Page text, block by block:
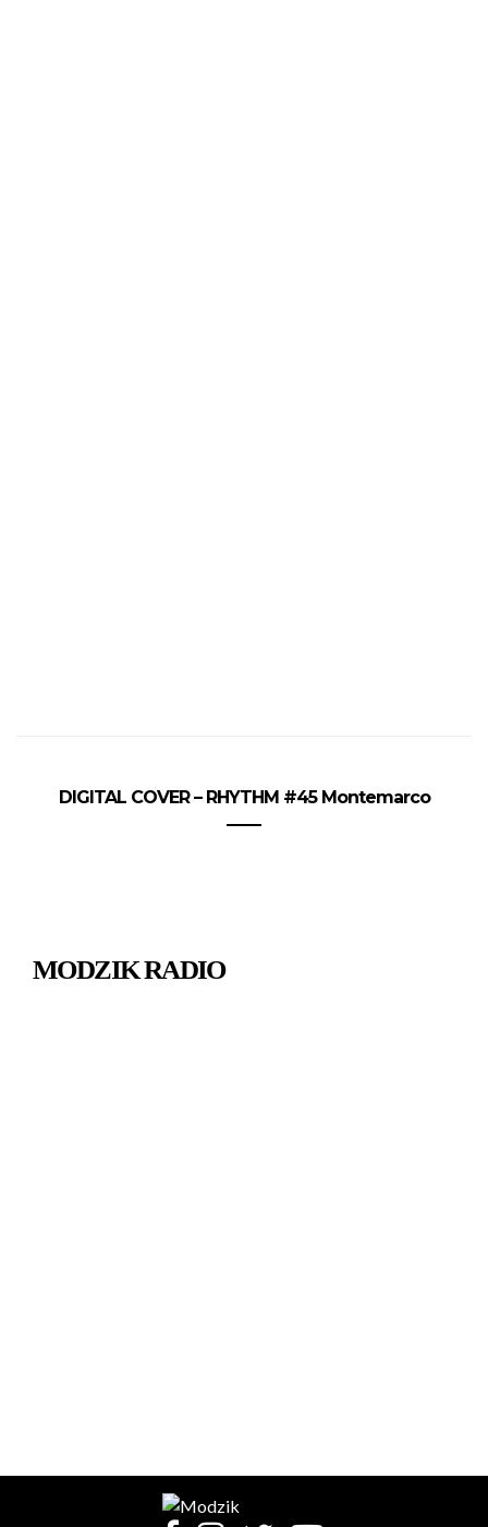
DIGITAL COVER – RHYTHM #45 Montemarco
MODZIK RADIO